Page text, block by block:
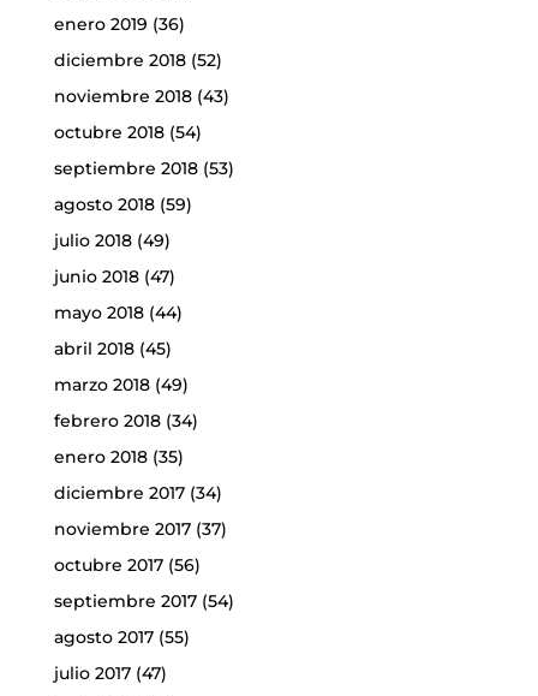
enero 2019 (36)
diciembre 2018(52)
noviembre 2018(43)
octubre 2018(54)
septiembre 2018(53)
agosto 2018(59)
julio 2018(49)
junio 2018(47)
mayo 2018(44)
abril 2018(45)
marzo 2018(49)
febrero 2018(34)
enero 2018(35)
diciembre 2017(34)
noviembre 2017(37)
octubre 2017(56)
septiembre 2017(54)
agosto 2017(55)
julio 2017(47)